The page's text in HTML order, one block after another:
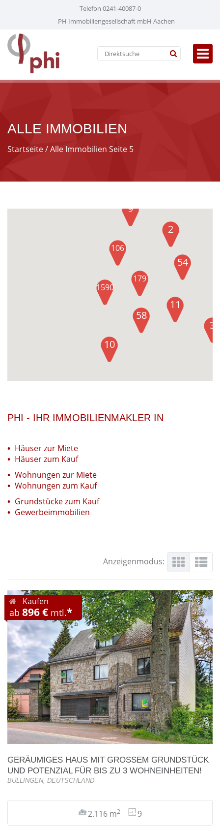
Telefon 0241-40087-0
PH Immobiliengesellschaft mbH Aachen
ALLE IMMOBILIEN
Startseite/ Alle Immobilien Seite 5
1590
54
179
58
11
10
106
3
9
2
PHI - IHR IMMOBILIENMAKLER IN
Häuser zur Miete
Häuser zum Kauf
Wohnungen zur Miete
Wohnungen zum Kauf
Grundstücke zum Kauf
Gewerbeimmobilien
Anzeigenmodus:
Kaufen
ab 896 € mtl.*
GERÄUMIGES HAUS MIT GROSSEM GRUNDSTÜCK U
ND POTENZIAL FÜR BIS ZU 3 WOHNEINHEITEN!
BÜLLINGEN, DEUTSCHLAND
2.116 m2 9